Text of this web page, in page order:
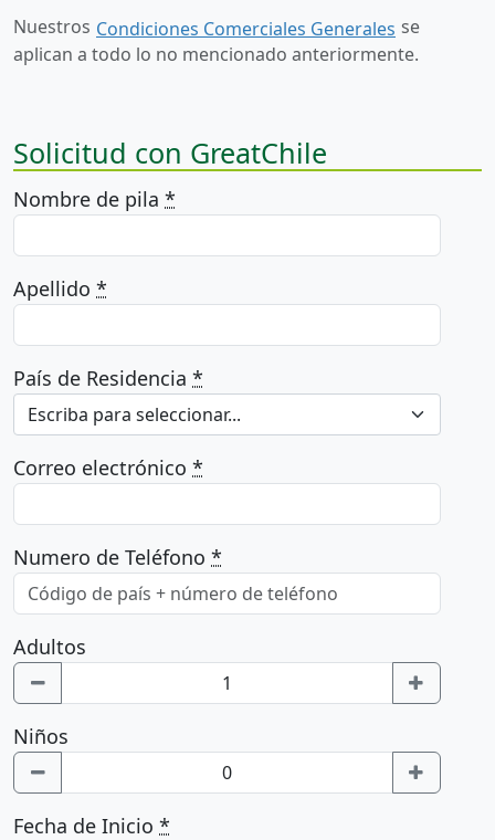
Nuestros Condiciones Comerciales Generales se
aplican a todo lo no mencionado anteriormente.
Solicitud con GreatChile
Nombre de pila *
Apellido *
País de Residencia *
Escriba para seleccionar...
Correo electrónico *
Numero de Teléfono *
Adultos
Niños
Fecha de Inicio *